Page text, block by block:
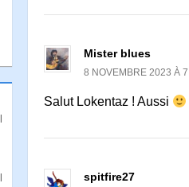
Mister blues
8 NOVEMBRE 2023 À
Salut Lokentaz ! Aussi
spitfire27